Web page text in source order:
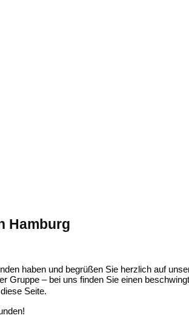
Hamburg
haben und begrüßen Sie herzlich auf
Gruppe – bei uns finden Sie einen
Seite.